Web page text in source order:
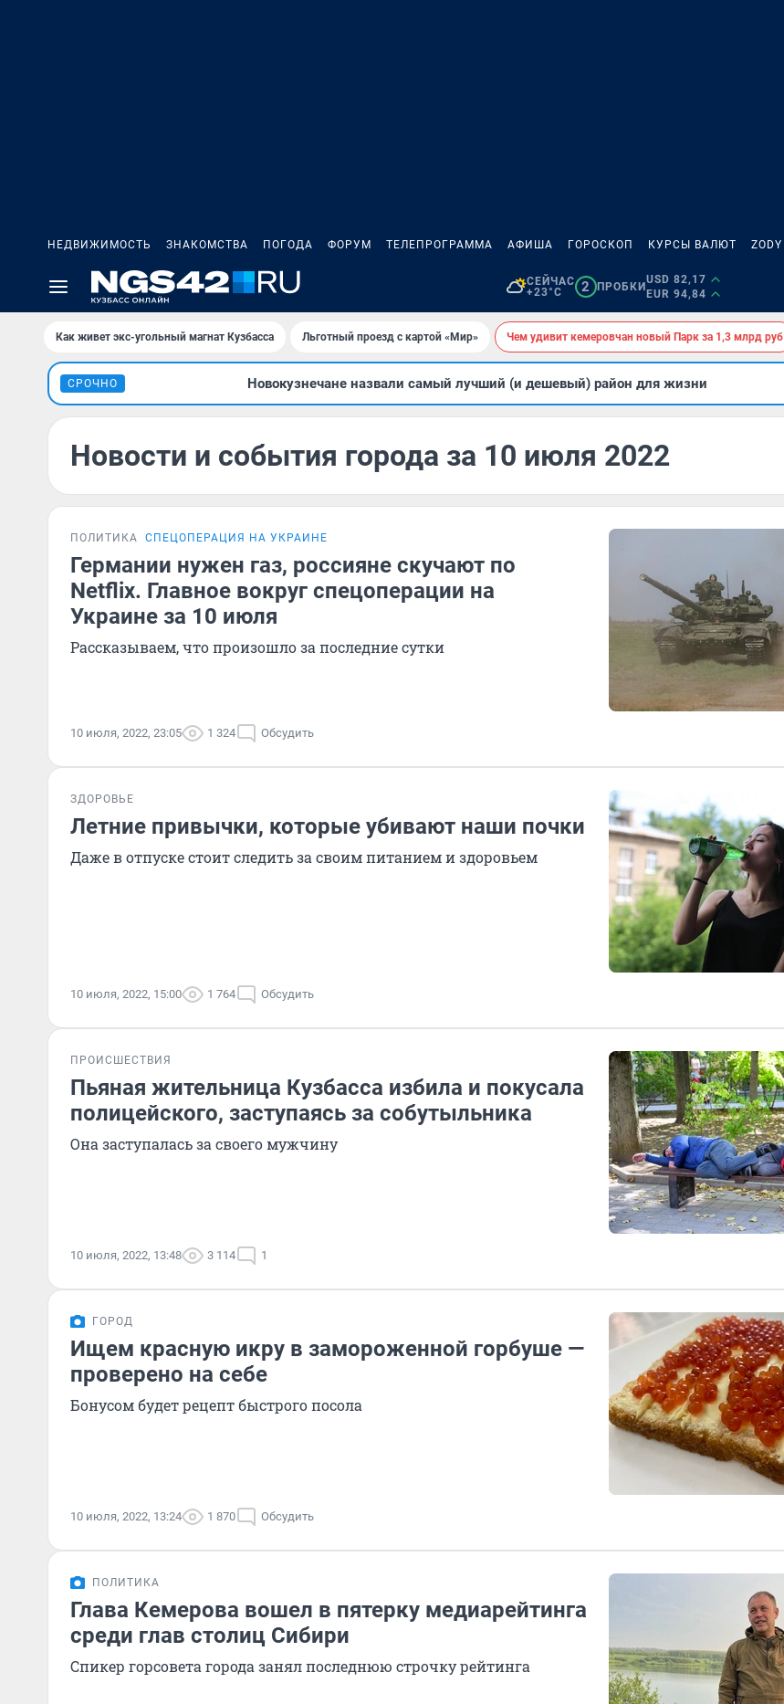
НЕДВИЖИМОСТЬ ЗНАКОМСТВА ПОГОДА ФОРУМ ТЕЛЕПРОГРАММА АФИША ГОРОСКОП КУРСЫ ВАЛЮТ ZODY
СЕЙЧАС
+23°C
2 ПРОБКИ
USD 82,17
EUR 94,84
Как живет экс-угольный магнат Кузбасса Льготный проезд с картой «Мир» Чем удивит кемеровчан новый Парк за 1,3 млрд руб
СРОЧНО Новокузнечане назвали самый лучший (и дешевый) район для жизни
Новости и события города за 10 июля 2022
ПОЛИТИКА СПЕЦОПЕРАЦИЯ НА УКРАИНЕ
Германии нужен газ, россияне скучают по
Netflix. Главное вокруг спецоперации на
Украине за 10 июля
Рассказываем, что произошло за последние сутки
10 июля, 2022, 23:05 1 324 Обсудить
ЗДОРОВЬЕ
Летние привычки, которые убивают наши почки
Даже в отпуске стоит следить за своим питанием и здоровьем
10 июля, 2022, 15:00 1 764 Обсудить
ПРОИСШЕСТВИЯ
Пьяная жительница Кузбасса избила и покусала
полицейского, заступаясь за собутыльника
Она заступалась за своего мужчину
10 июля, 2022, 13:48 3 114 1
ГОРОД
Ищем красную икру в замороженной горбуше —
проверено на себе
Бонусом будет рецепт быстрого посола
10 июля, 2022, 13:24 1 870 Обсудить
ПОЛИТИКА
Глава Кемерова вошел в пятерку медиарейтинга
среди глав столиц Сибири
Спикер горсовета города занял последнюю строчку рейтинга